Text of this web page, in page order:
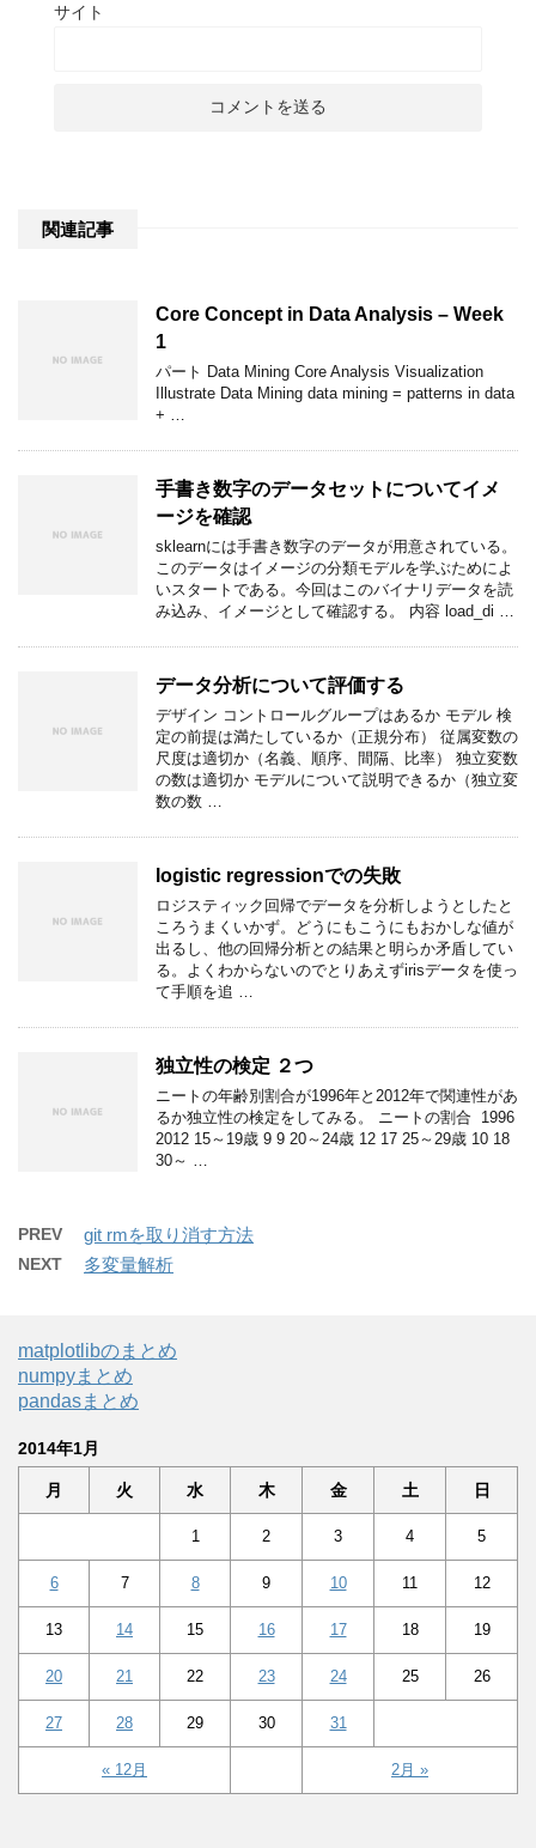
サイト
関連記事
Core Concept in Data Analysis – Week
1
パート Data Mining Core Analysis Visualization
Illustrate Data Mining data mining = patterns in data
+ …
手書き数字のデータセットについてイメ
ージを確認
sklearnには手書き数字のデータが用意されている。
このデータはイメージの分類モデルを学ぶためによ
いスタートである。今回はこのバイナリデータを読
み込み、イメージとして確認する。 内容 load_di …
データ分析について評価する
デザイン コントロールグループはあるか モデル 検
定の前提は満たしているか（正規分布） 従属変数の
尺度は適切か（名義、順序、間隔、比率） 独立変数
の数は適切か モデルについて説明できるか（独立変
数の数 …
logistic regressionでの失敗
ロジスティック回帰でデータを分析しようとしたと
ころうまくいかず。どうにもこうにもおかしな値が
出るし、他の回帰分析との結果と明らか矛盾してい
る。よくわからないのでとりあえずirisデータを使っ
て手順を追 …
独立性の検定 ２つ
ニートの年齢別割合が1996年と2012年で関連性があ
るか独立性の検定をしてみる。 ニートの割合 1996
2012 15～19歳 9 9 20～24歳 12 17 25～29歳 10 18
30～ …
PREV git rmを取り消す方法
NEXT 多変量解析
matplotlibのまとめ
numpyまとめ
pandasまとめ
2014年1月
月 火 水 木 金 土 日
« 12月 2月 »
1 2 3 4 5
6 7 8 9 10 11 12
13 14 15 16 17 18 19
20 21 22 23 24 25 26
27 28 29 30 31